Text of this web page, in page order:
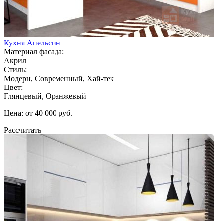
Кухня Апельсин
Материал фасада:
Акрил
Стиль:
Модерн, Современный, Хай-тек
Цвет:
Глянцевый, Оранжевый
Цена: от 40 000 руб.
Рассчитать